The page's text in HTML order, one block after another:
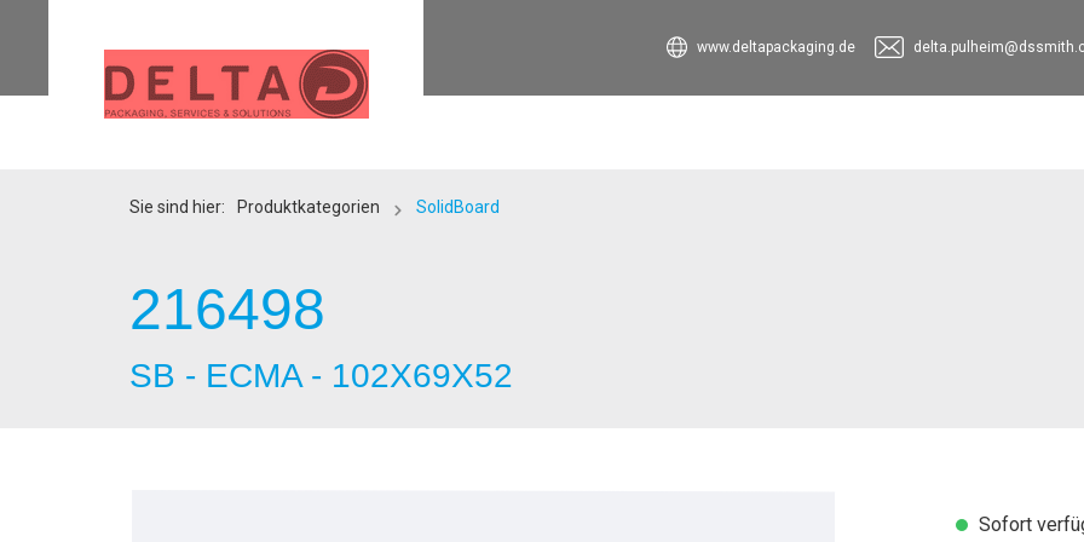
www.deltapackaging.de
Sie sind hier: Produktkategorien SolidBoard
216498
SB - ECMA - 102X69X52
Sofort